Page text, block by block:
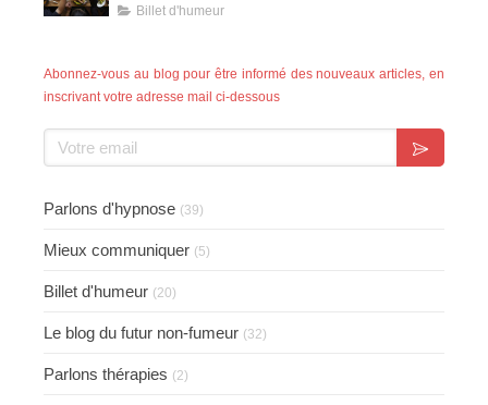
Billet d'humeur
Abonnez-vous au blog pour être informé des nouveaux articles, en
inscrivant votre adresse mail ci-dessous
Votre email
Parlons d'hypnose (39)
Mieux communiquer (5)
Billet d'humeur (20)
Le blog du futur non-fumeur (32)
Parlons thérapies (2)